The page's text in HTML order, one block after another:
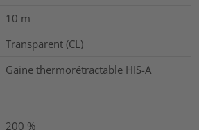
10 m
Transparent (CL)
Gaine thermorétractable HIS-A
200 %